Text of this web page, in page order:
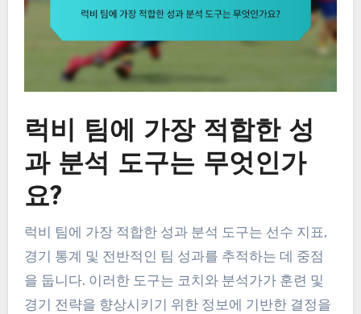
럭비 팀에 가장 적합한 성
과 분석 도구는 무엇인가
요?
럭비 팀에 가장 적합한 성과 분석 도구는 선수 지표,
경기 통계 및 전반적인 팀 성과를 추적하는 데 중점
을 둡니다. 이러한 도구는 코치와 분석가가 훈련 및
경기 전략을 향상시키기 위한 정보에 기반한 결정을